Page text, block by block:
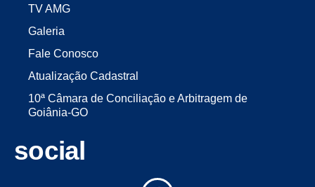
TV AMG
Galeria
Fale Conosco
Atualização Cadastral
10ª Câmara de Conciliação e Arbitragem de
Goiânia-GO
social